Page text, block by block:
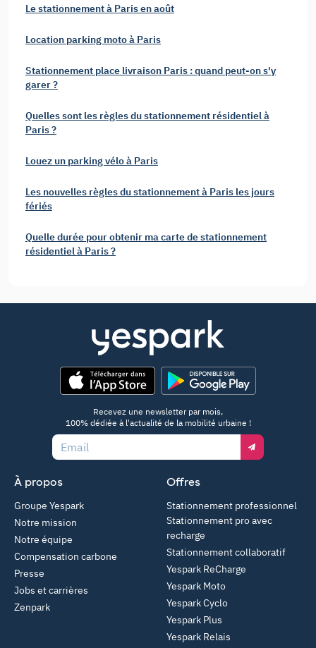
Le stationnement à Paris en août
Location parking moto à Paris
Stationnement place livraison Paris : quand peut-on s'y
garer ?
Quelles sont les règles du stationnement résidentiel à
Paris ?
Louez un parking vélo à Paris
Les nouvelles règles du stationnement à Paris les jours
fériés
Quelle durée pour obtenir ma carte de stationnement
résidentiel à Paris ?
Recevez une newsletter par mois,
100% dédiée à l'actualité de la mobilité urbaine !
À propos
Groupe Yespark
Notre mission
Notre équipe
Compensation carbone
Presse
Jobs et carrières
Zenpark
Offres
Stationnement professionnel
Stationnement pro avec
recharge
Stationnement collaboratif
Yespark ReCharge
Yespark Moto
Yespark Cyclo
Yespark Plus
Yespark Relais